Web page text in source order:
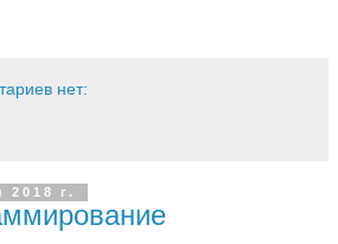
нет:
2018 г.